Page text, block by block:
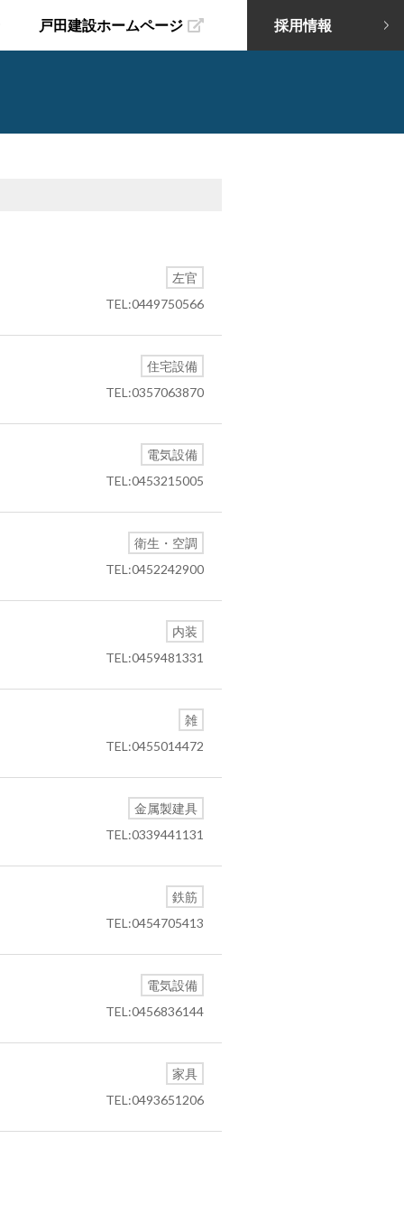
戸田建設ホームページ 採用情報
左官
TEL:0449750566
住宅設備
TEL:0357063870
電気設備
TEL:0453215005
衛生・空調
TEL:0452242900
内装
TEL:0459481331
雑
TEL:0455014472
金属製建具
TEL:0339441131
鉄筋
TEL:0454705413
電気設備
TEL:0456836144
家具
TEL:0493651206